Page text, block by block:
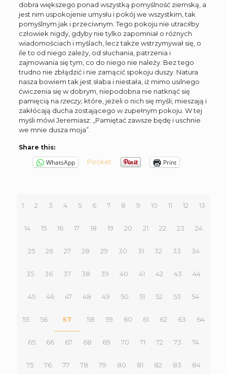
dobra większego ponad wszystką pomyślność ziemską, a
jest nim uspokojenie umysłu i pokój we wszystkim, tak
pomyślnym jak i przeciwnym. Tego pokoju nie utraciłby
człowiek nigdy, gdyby nie tylko zapomniał o różnych
wiadomościach i myślach, lecz także wstrzymywał się, o
ile to od niego zależy, od słuchania, patrzenia i
zajmowania się tym, co do niego nie należy. Bez tego
trudno nie zbłądzić i nie zamącić spokoju duszy. Natura
nasza bowiem tak jest słaba i niestała, iż mimo usilnego
ćwiczenia się w dobrym, niepodobna nie natknąć się
pamięcią na rzeczy, które, jeżeli o nich się myśli, mieszają i
zakłócają ducha zostającego w zupełnym pokoju. W tej
myśli mówi Jeremiasz: „Pamiętać zawsze będę i uschnie
we mnie dusza moja”.
Share this:
WhatsApp Pocket Print
1 2 3 4 5 6 7 8 9 10 11 12 13
14 15 16 17 18 19 20 21 22 23 24
25 26 27 28 29 30 31 32 33 34
35 36 37 38 39 40 41 42 43 44
45 46 47 48 49 50 51 52 53 54
55 56 57 58 59 60 61 62 63 64
65 66 67 68 69 70 71 72 73 74
75 76 77 78 79 80 81 82 83 84